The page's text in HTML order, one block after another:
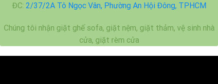
ĐC: 2/37/2A Tô Ngọc Vân, Phường An Hội Đông, TPHCM
Chúng tôi nhận giặt ghế sofa, giặt nệm, giặt thảm, vệ sinh nhà
cửa, giặt rèm cửa